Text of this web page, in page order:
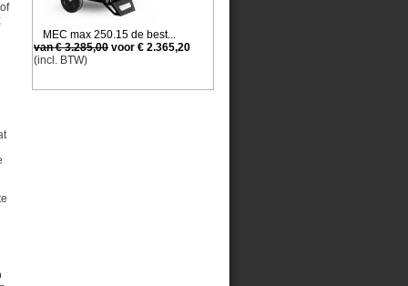
MEC max 250.15 de best...
van € 3.285,00 voor € 2.365,20
(incl. BTW)